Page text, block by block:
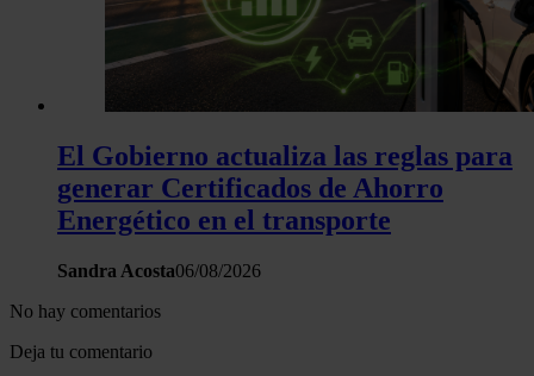
El Gobierno actualiza las reglas para
generar Certificados de Ahorro
Energético en el transporte
Sandra Acosta06/08/2026
No hay comentarios
Deja tu comentario